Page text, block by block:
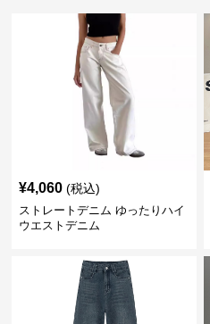
¥4,060 (税込)
ストレートデニム ゆったりハイ
ウエストデニム